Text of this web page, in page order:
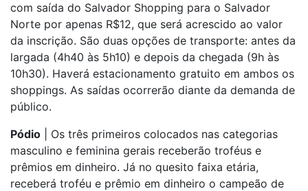
com saída do Salvador Shopping para o Salvador
Norte por apenas R$12, que será acrescido ao valor
da inscrição. São duas opções de transporte: antes da
largada (4h40 às 5h10) e depois da chegada (9h às
10h30). Haverá estacionamento gratuito em ambos os
shoppings. As saídas ocorrerão diante da demanda de
público.
Pódio | Os três primeiros colocados nas categorias
masculino e feminina gerais receberão troféus e
prêmios em dinheiro. Já no quesito faixa etária,
receberá troféu e prêmio em dinheiro o campeão de